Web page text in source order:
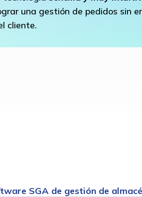
una gestión de pedidos sin
cliente.
SGA de gestión de